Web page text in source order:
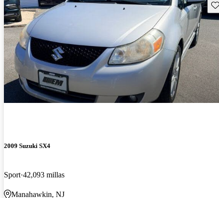
2009 Suzuki SX4
Sport 42,093 millas
Manahawkin, NJ